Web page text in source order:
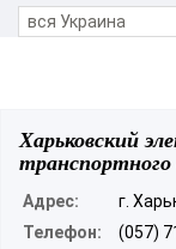
Харьковский
Адрес:
г.
Телефон:
(057)